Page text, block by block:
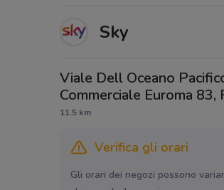
Sky
Viale Dell Oceano
Commerciale Euroma 83,
11.5 km
Verifica gli orari
Gli orari dei negozi possono